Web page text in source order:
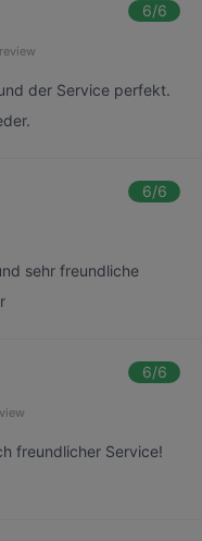
6/6
der Service perfekt.
6/6
sehr freundliche
6/6
freundlicher Service!